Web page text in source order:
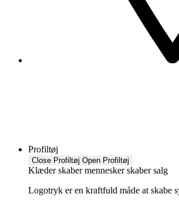
Profiltøj
Close Profiltøj Open Profiltøj
Klæder skaber mennesker skaber salg
Logotryk er en kraftfuld måde at skabe